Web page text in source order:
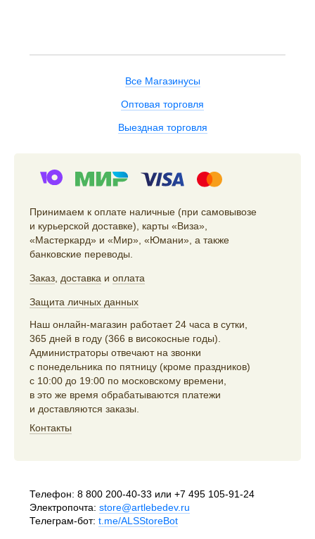
Все Магазинусы
Оптовая торговля
Выездная торговля
Принимаем к оплате наличные (при самовывозе
и курьерской доставке), карты «Виза»,
«Мастеркард» и «Мир», «Юмани», а также
банковские переводы.
Заказ, доставка и оплата
Защита личных данных
Наш онлайн-магазин работает 24 часа в сутки,
365 дней в году (366 в високосные годы).
Администраторы отвечают на звонки
с понедельника по пятницу (кроме праздников)
с 10:00 до 19:00 по московскому времени,
в это же время обрабатываются платежи
и доставляются заказы.
Контакты
Телефон: 8 800 200-40-33 или +7 495 105-91-24
Электропочта: store@artlebedev.ru
Телеграм-бот: t.me/ALSStoreBot